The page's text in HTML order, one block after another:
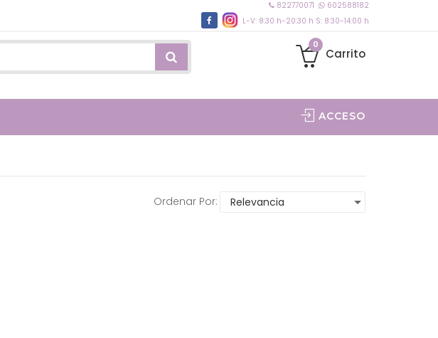
822770071
602588182
L-V: 8:30 h-20:30 h S: 8:30-14:00 h
0
Carrito
ACCESO
Ordenar Por: